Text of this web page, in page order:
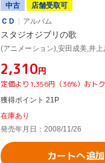
中古
店舗受取可
ＣＤ
アルバム
スタジオジブリの歌
¥2,310円
定価より1,356円（36%）おトク
獲得ポイント 21P
在庫あり
発売年月日：2008/11/26
カートへ追加